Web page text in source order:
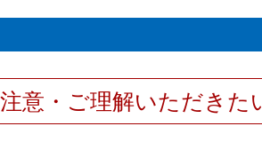
意・ご理解いただきた